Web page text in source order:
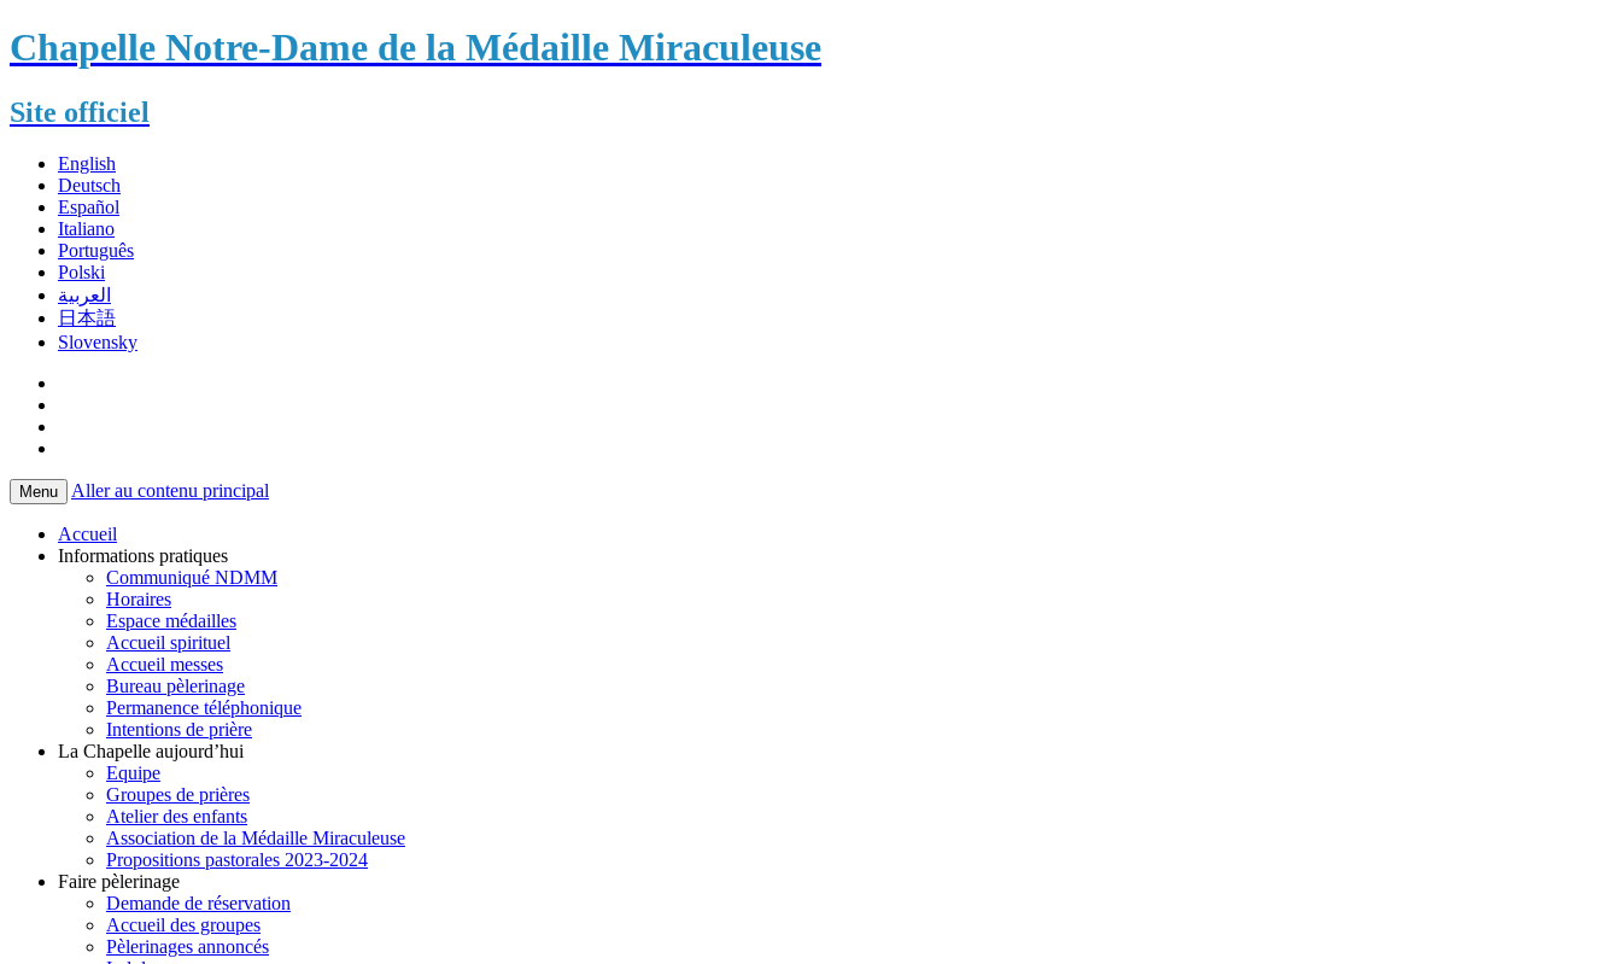
Chapelle Notre-Dame de la Médaille Miraculeuse
Site officiel
English
Deutsch
Español
Italiano
Português
Polski
العربية
日本語
Slovensky
Menu Aller au contenu principal
Accueil
Informations pratiques
Communiqué NDMM
Horaires
Espace médailles
Accueil spirituel
Accueil messes
Bureau pèlerinage
Permanence téléphonique
Intentions de prière
La Chapelle aujourd’hui
Equipe
Groupes de prières
Atelier des enfants
Association de la Médaille Miraculeuse
Propositions pastorales 2023-2024
Faire pèlerinage
Demande de réservation
Accueil des groupes
Pèlerinages annoncés